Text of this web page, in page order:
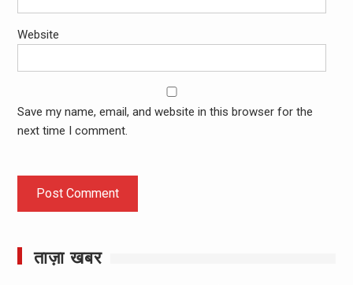
Website
Save my name, email, and website in this browser for the
next time I comment.
ताज़ा खबर